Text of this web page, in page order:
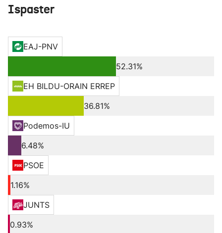
Ispaster
EAJ-PNV
52.31%
EH BILDU-ORAIN ERREP
36.81%
Podemos-IU
6.48%
PSOE
1.16%
JUNTS
0.93%